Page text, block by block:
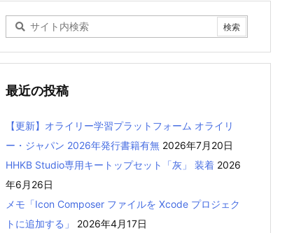
最近の投稿
【更新】オライリー学習プラットフォーム オライリ
ー・ジャパン 2026年発行書籍有無 2026年7月20日
HHKB Studio専用キートップセット「灰」 装着 2026
年6月26日
メモ「Icon Composer ファイルを Xcode プロジェク
トに追加する」
2026年4月17日